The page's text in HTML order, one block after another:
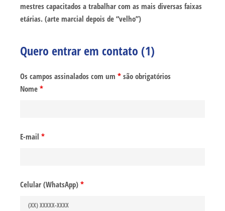
mestres capacitados a trabalhar com as mais diversas faixas
etárias. (arte marcial depois de “velho”)
Quero entrar em contato (1)
Os campos assinalados com um * são obrigatórios
Nome *
E-mail *
Celular (WhatsApp) *